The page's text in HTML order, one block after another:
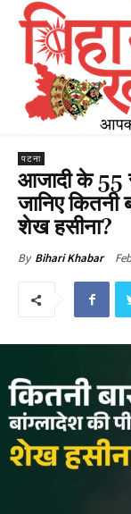
पटना
आजादी के 55
जानिए कितनी
शेख हसीना?
By Bihari Khabar